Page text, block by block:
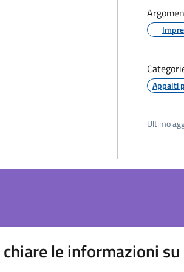
Appalti
Ultimo
le informazioni